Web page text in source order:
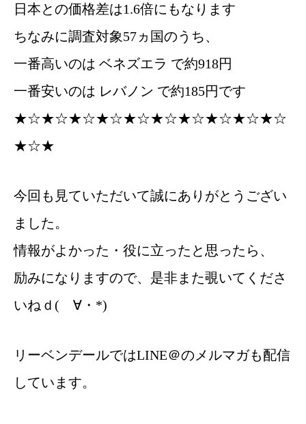
日本との価格差は1.6倍にもなります
ちなみに調査対象57ヵ国のうち、
一番高いのは ベネズエラ で約918円
一番安いのは レバノン で約185円です
★☆★☆★☆★☆★☆★☆★☆★☆★☆★☆
★☆★
今回も見ていただいて誠にありがとうござい
ました。
情報がよかった・役に立ったと思ったら、
励みになりますので、是非また覗いてくださ
いね ｄ(ゝ∀・*)
リーベンデールではLINE＠のメルマガも配信
しています。